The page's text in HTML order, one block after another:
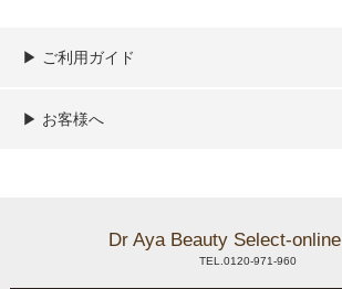
▶︎ ご利用ガイド
ご利用ガイド
決済／配送／送料について
取り扱い商品一覧
顧客情報の取扱について
特定商取引法の表記
▶︎ お客様へ
Dr Aya Beauty Select-
TEL.0120-971-960